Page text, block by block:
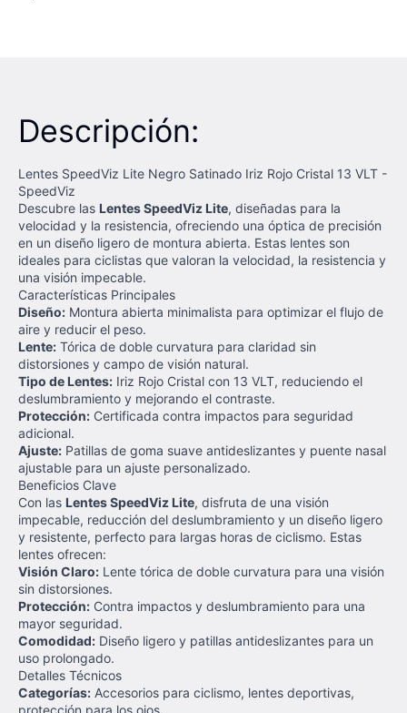
Descripción:
Lentes SpeedViz Lite Negro Satinado Iriz Rojo Cristal 13 VLT -
SpeedViz
Descubre las Lentes SpeedViz Lite, diseñadas para la
velocidad y la resistencia, ofreciendo una óptica de precisión
en un diseño ligero de montura abierta. Estas lentes son
ideales para ciclistas que valoran la velocidad, la resistencia y
una visión impecable.
Características Principales
Diseño: Montura abierta minimalista para optimizar el flujo de
aire y reducir el peso.
Lente: Tórica de doble curvatura para claridad sin
distorsiones y campo de visión natural.
Tipo de Lentes: Iriz Rojo Cristal con 13 VLT, reduciendo el
deslumbramiento y mejorando el contraste.
Protección: Certificada contra impactos para seguridad
adicional.
Ajuste: Patillas de goma suave antideslizantes y puente nasal
ajustable para un ajuste personalizado.
Beneficios Clave
Con las Lentes SpeedViz Lite, disfruta de una visión
impecable, reducción del deslumbramiento y un diseño ligero
y resistente, perfecto para largas horas de ciclismo. Estas
lentes ofrecen:
Visión Claro: Lente tórica de doble curvatura para una visión
sin distorsiones.
Protección: Contra impactos y deslumbramiento para una
mayor seguridad.
Comodidad: Diseño ligero y patillas antideslizantes para un
uso prolongado.
Detalles Técnicos
Categorías: Accesorios para ciclismo, lentes deportivas,
protección para los ojos.